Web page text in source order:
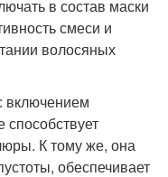
в состав маски
смеси и
волосяных
включением
К тому же, она
обеспечивает